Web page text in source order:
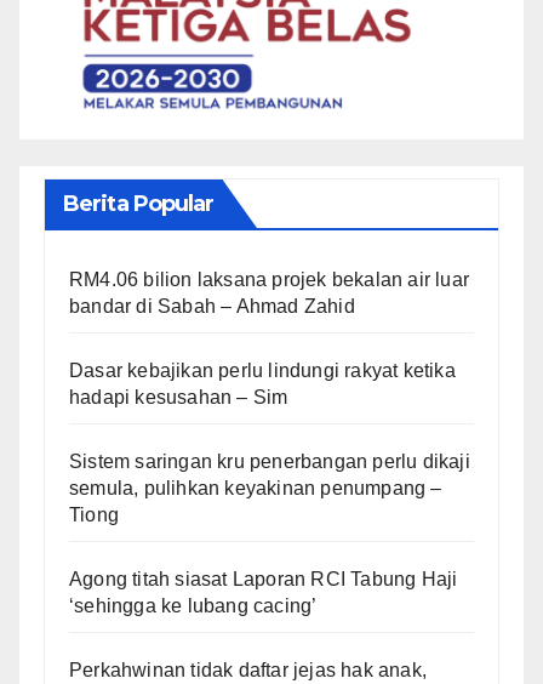
Berita Popular
RM4.06 bilion laksana projek bekalan air luar
bandar di Sabah – Ahmad Zahid
Dasar kebajikan perlu lindungi rakyat ketika
hadapi kesusahan – Sim
Sistem saringan kru penerbangan perlu dikaji
semula, pulihkan keyakinan penumpang –
Tiong
Agong titah siasat Laporan RCI Tabung Haji
‘sehingga ke lubang cacing’
Perkahwinan tidak daftar jejas hak anak,